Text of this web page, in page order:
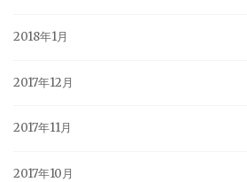
2018年1月
2017年12月
2017年11月
2017年10月